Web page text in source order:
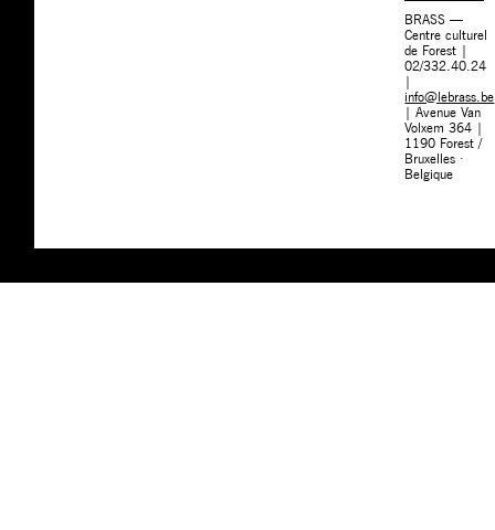
BRASS —
Centre culturel
de Forest |
02/332.40.24
|
info@lebrass.be
| Avenue Van
Volxem 364 |
1190 Forest /
Bruxelles ·
Belgique